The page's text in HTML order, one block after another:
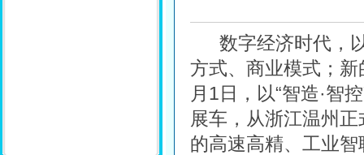
数字经济时代，以
方式、商业模式；
月1日，以“智造·智
展车，从浙江温州
的高速高精、工业